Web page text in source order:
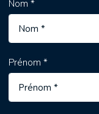
Nom *
Prénom *